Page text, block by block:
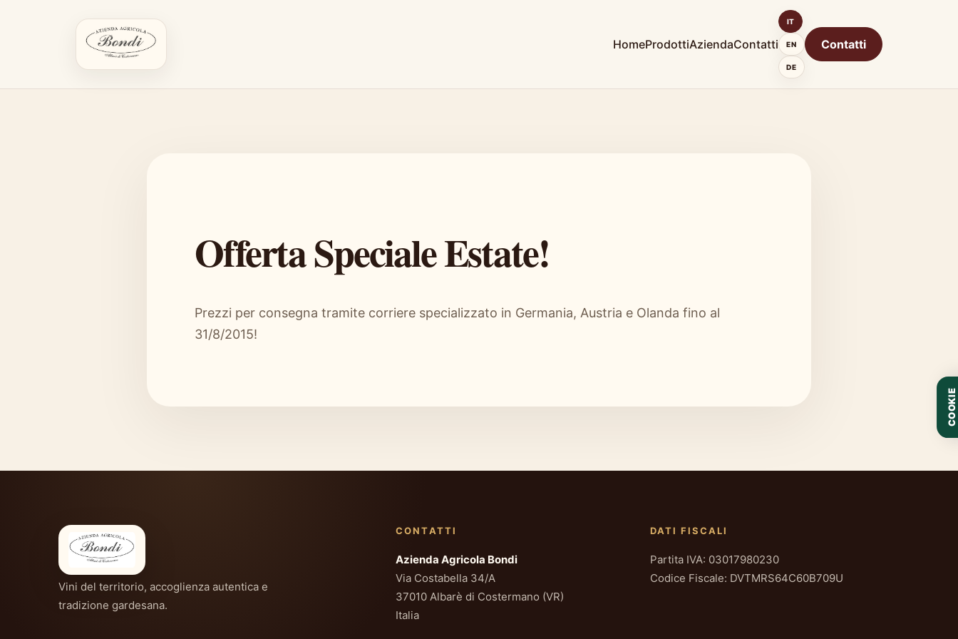
HomeProdottiAziendaContatti
IT
EN
DE
Contatti
Offerta Speciale Estate!
Prezzi per consegna tramite corriere specializzato in Germania, Austria e Olanda fino al
31/8/2015!
Vini del territorio, accoglienza autentica e
tradizione gardesana.
CONTATTI
Azienda Agricola Bondi
Via Costabella 34/A
37010 Albarè di Costermano (VR)
Italia
DATI FISCALI
Partita IVA: 03017980230
Codice Fiscale: DVTMRS64C60B709U
COOKIE